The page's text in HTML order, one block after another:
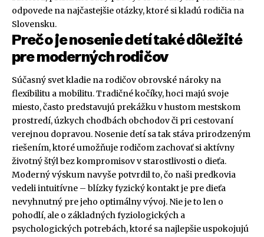
odpovede na najčastejšie otázky, ktoré si kladú rodičia na
Slovensku.
Prečo je nosenie detí také dôležité
pre moderných rodičov
Súčasný svet kladie na rodičov obrovské nároky na
flexibilitu a mobilitu. Tradičné kočíky, hoci majú svoje
miesto, často predstavujú prekážku v hustom mestskom
prostredí, úzkych chodbách obchodov či pri cestovaní
verejnou dopravou. Nosenie detí sa tak stáva prirodzeným
riešením, ktoré umožňuje rodičom zachovať si aktívny
životný štýl bez kompromisov v starostlivosti o dieťa.
Moderný výskum navyše potvrdil to, čo naši predkovia
vedeli intuitívne – blízky fyzický kontakt je pre dieťa
nevyhnutný pre jeho optimálny vývoj. Nie je to len o
pohodlí, ale o základných fyziologických a
psychologických potrebách, ktoré sa najlepšie uspokojujú